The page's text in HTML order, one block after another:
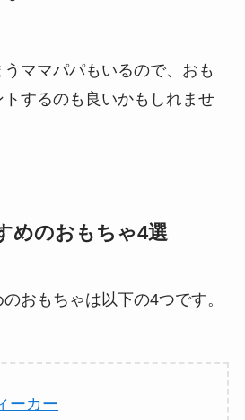
ママパパもいるので、おも
するのも良いかもしれませ
めのおもちゃ4選
おもちゃは以下の4つです。
ーカー